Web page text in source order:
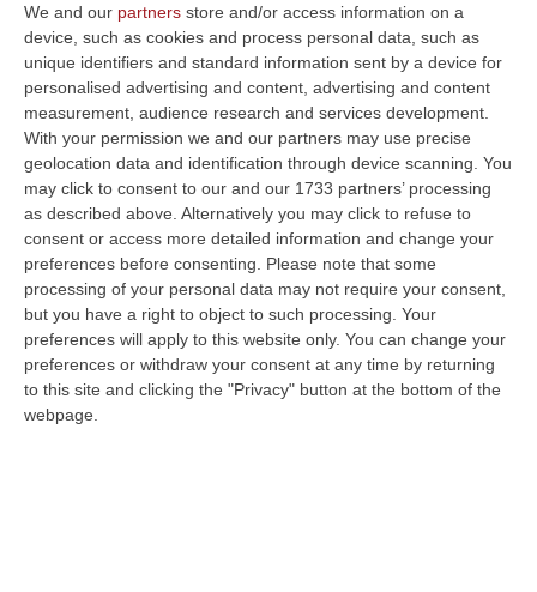
We and our partners store and/or access information on a
device, such as cookies and process personal data, such as
unique identifiers and standard information sent by a device for
personalised advertising and content, advertising and content
measurement, audience research and services development.
With your permission we and our partners may use precise
geolocation data and identification through device scanning. You
may click to consent to our and our 1733 partners’ processing
as described above. Alternatively you may click to refuse to
consent or access more detailed information and change your
preferences before consenting.
Please note that some
processing of your personal data may not require your consent,
but you have a right to object to such processing. Your
preferences will apply to this website only. You can change your
preferences or withdraw your consent at any time by returning
to this site and clicking the "Privacy" button at the bottom of the
webpage.
numero di tamponi positivi preoccupa, ma gli
esperti si mostrano contrari a qualsiasi
forma di allarmismo. Dal 23 al 29 dicembre il
tasso di positività medio è stato
del 15%, +9,3% rispetto alla settimana
precedente (16-22 dicembre). Da nord a sud,
il virus minaccia nuovamente corsie e reparti
e costringe, in taluni casi, al trasferimento di
pazienti e al blocco degli ingressi di parenti e
familiari. E’ quanto accaduto, in queste ore,
all’ospedaleAnnunziata di Cosenza.Nel
reparto di Gastroenterologia, tre pazienti